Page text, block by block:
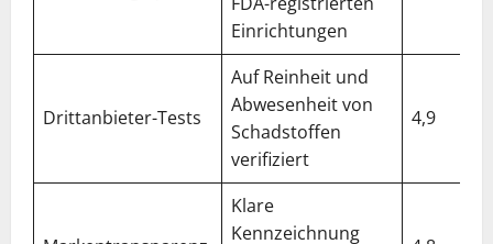
Einrichtungen
Drittanbieter-Tests
Auf Reinheit und
Abwesenheit von
Schadstoffen
verifiziert
4,9
Klare
Kennzeichnung